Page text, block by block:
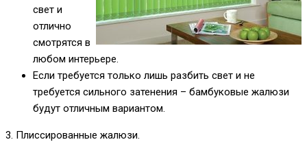
свет и
отлично
смотрятся в
любом интерьере.
Если требуется только лишь разбить свет и не
требуется сильного затенения – бамбуковые жалюзи
будут отличным вариантом.
3. Плиссированные жалюзи.